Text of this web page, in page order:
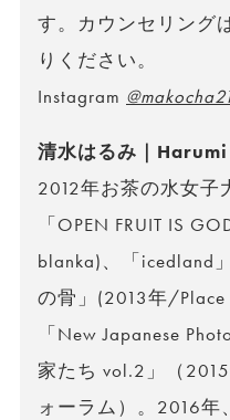
す。カウンセリング
りください。
Instagram
清水はるみ｜
2012年お茶の水女子
「OPEN FRUIT IS
blanka)、「icedland
の骨」(2013年/
「New Japanese
家たち vol.2」（
ォーラム）。2016